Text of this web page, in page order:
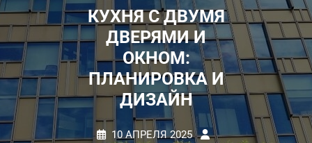
КУХНЯ С ДВУМЯ
ДВЕРЯМИ И
ОКНОМ:
ПЛАНИРОВКА И
ДИЗАЙН
10 АПРЕЛЯ 2025